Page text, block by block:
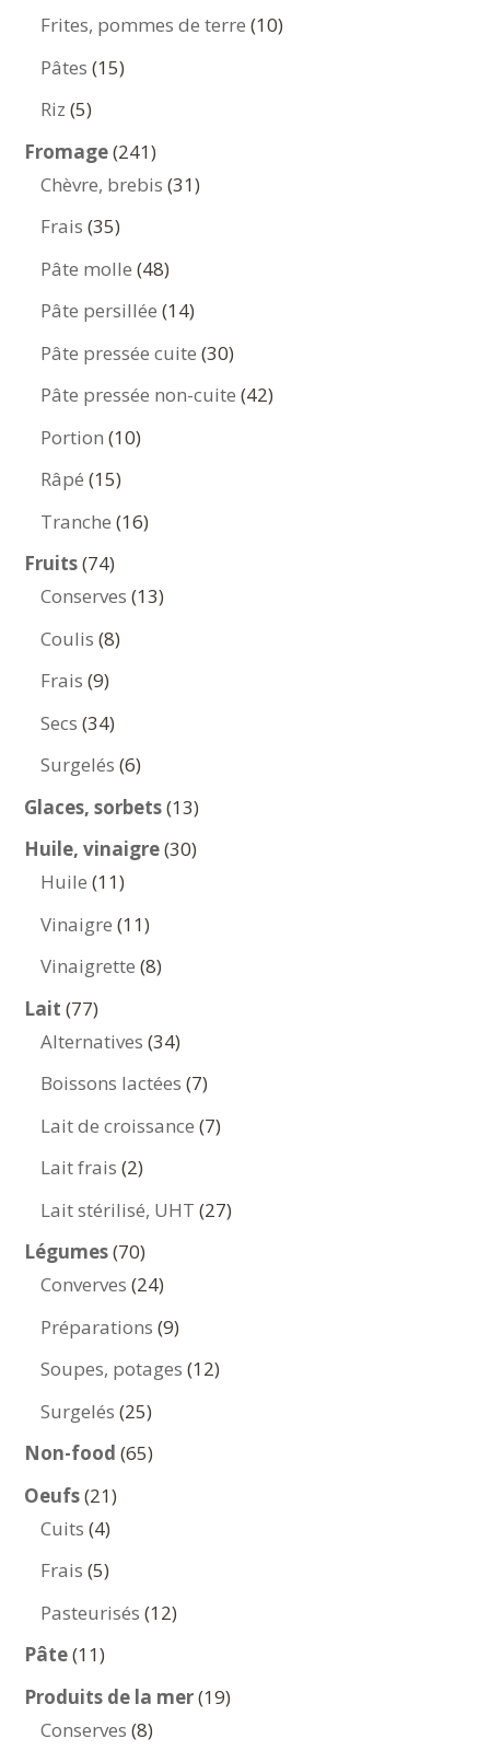
produits
Frites, pommes de terre 1010
Pâtes 1515
Riz 55
produits
Fromage 241241
produits
Chèvre, brebis 3131
Frais 3535
produits
Pâte molle 4848
produits
Pâte persillée 1414
produits
Pâte pressée cuite 3030
produits
Pâte pressée non-cuite 4242
Portion 1010
Râpé 1515
produits
Tranche 1616
Fruits 7474
produits
Conserves 1313
Coulis 88
Frais 99
produits
Secs 3434
produits
Surgelés 66
produits
Glaces, sorbets 1313
produits
Huile, vinaigre 3030
Huile 1111
produits
Vinaigre 1111
produits
Vinaigrette 88
Lait 7777
produits
Alternatives 3434
produits
Boissons lactées 77
produits
Lait de croissance 77
Lait frais 22
produits
Lait stérilisé, UHT 2727
Légumes 7070
produits
Converves 2424
produits
Préparations 99
produits
Soupes, potages 1212
Surgelés 2525
produits
Non-food 6565
Oeufs 2121
Cuits 44
produits
Frais 55
produits
Pasteurisés 1212
Pâte 1111
produits
Produits de la mer 1919
Conserves 88